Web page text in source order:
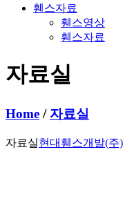
휀스자료
휀스영상
휀스자료
자료실
Home / 자료실
자료실현대휀스개발(주)